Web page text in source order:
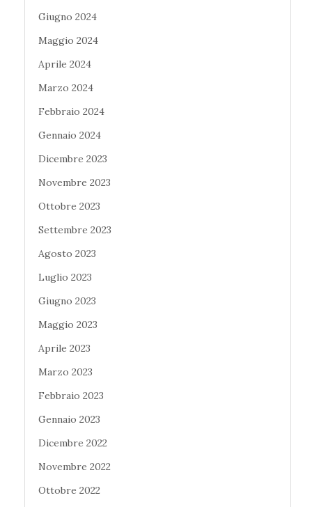
Giugno 2024
Maggio 2024
Aprile 2024
Marzo 2024
Febbraio 2024
Gennaio 2024
Dicembre 2023
Novembre 2023
Ottobre 2023
Settembre 2023
Agosto 2023
Luglio 2023
Giugno 2023
Maggio 2023
Aprile 2023
Marzo 2023
Febbraio 2023
Gennaio 2023
Dicembre 2022
Novembre 2022
Ottobre 2022